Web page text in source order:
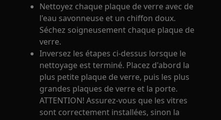
Nettoyez chaque plaque de verre avec de
l'eau savonneuse et un chiffon doux.
Séchez soigneusement chaque plaque de
verre.
Inversez les étapes ci-dessus lorsque le
nettoyage est terminé. Placez d'abord la
plus petite plaque de verre, puis les plus
grandes plaques de verre et la porte.
ATTENTION! Assurez-vous que les vitres
sont correctement installées, sinon la